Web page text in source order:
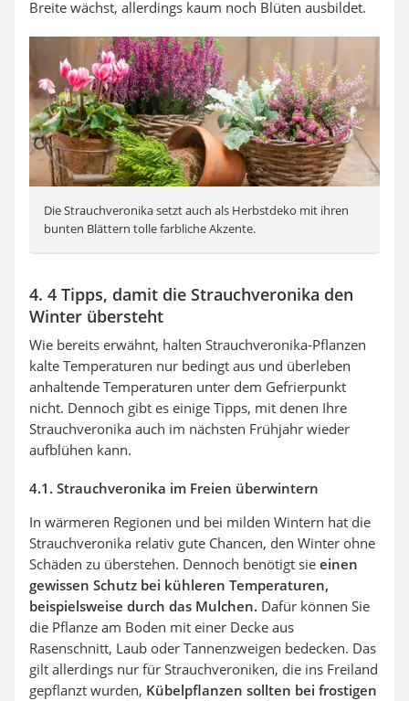
Breite wächst, allerdings kaum noch Blüten ausbildet.
Die Strauchveronika setzt auch als Herbstdeko mit ihren
bunten Blättern tolle farbliche Akzente.
4. 4 Tipps, damit die Strauchveronika den
Winter übersteht
Wie bereits erwähnt, halten Strauchveronika-Pflanzen
kalte Temperaturen nur bedingt aus und überleben
anhaltende Temperaturen unter dem Gefrierpunkt
nicht. Dennoch gibt es einige Tipps, mit denen Ihre
Strauchveronika auch im nächsten Frühjahr wieder
aufblühen kann.
4.1. Strauchveronika im Freien überwintern
In wärmeren Regionen und bei milden Wintern hat die
Strauchveronika relativ gute Chancen, den Winter ohne
Schäden zu überstehen. Dennoch benötigt sie einen
gewissen Schutz bei kühleren Temperaturen,
beispielsweise durch das Mulchen. Dafür können Sie
die Pflanze am Boden mit einer Decke aus
Rasenschnitt, Laub oder Tannenzweigen bedecken. Das
gilt allerdings nur für Strauchveroniken, die ins Freiland
gepflanzt wurden, Kübelpflanzen sollten bei frostigen